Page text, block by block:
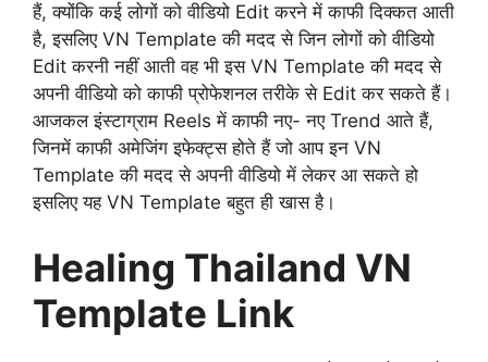
हैं, क्योंकि कई लोगों को वीडियो Edit करने में काफी दिक्कत आती
है, इसलिए VN Template की मदद से जिन लोगों को वीडियो
Edit करनी नहीं आती वह भी इस VN Template की मदद से
अपनी वीडियो को काफी प्रोफेशनल तरीके से Edit कर सकते हैं।
आजकल इंस्टाग्राम Reels में काफी नए- नए Trend आते हैं,
जिनमें काफी अमेजिंग इफेक्ट्स होते हैं जो आप इन VN
Template की मदद से अपनी वीडियो में लेकर आ सकते हो
इसलिए यह VN Template बहुत ही खास है।
Healing Thailand VN
Template Link